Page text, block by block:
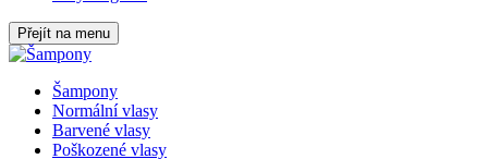
Přejít na menu
Šampony
Normální vlasy
Barvené vlasy
Poškozené vlasy